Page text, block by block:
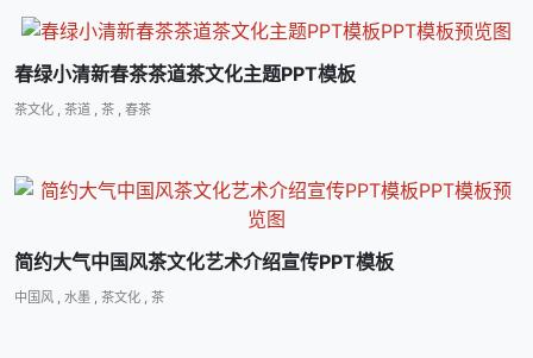
春绿小清新春茶茶道茶文化主题PPT模板
茶文化 , 茶道 , 茶 , 春茶
简约大气中国风茶文化艺术介绍宣传PPT模板
中国风 , 水墨 , 茶文化 , 茶